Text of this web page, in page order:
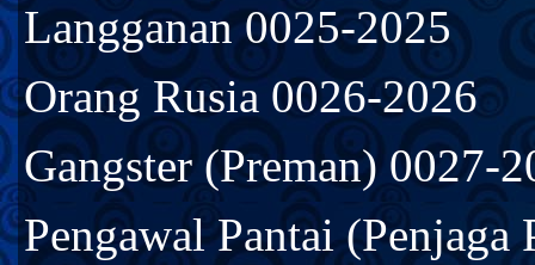
Langganan 0025-2025
Orang Rusia 0026-2026
Gangster (Preman) 0027-
Pengawal Pantai